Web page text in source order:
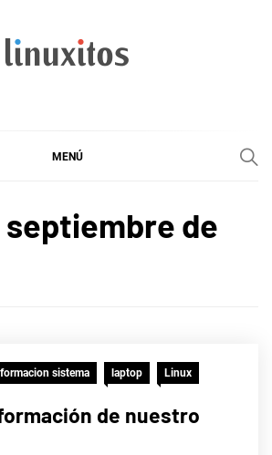
MENÚ
septiembre de
sistema laptop Linux
de nuestro